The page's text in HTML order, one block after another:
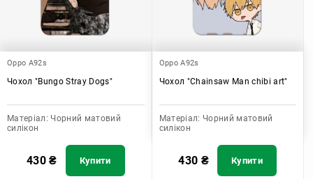
Oppo A92s
Чохол "Bungo Stray Dogs"
Матеріал: Чорний матовий
силікон
430₴ Купити
Oppo A92s
Чохол "Chainsaw Man chibi art"
Матеріал: Чорний матовий
силікон
430 ₴ Купити